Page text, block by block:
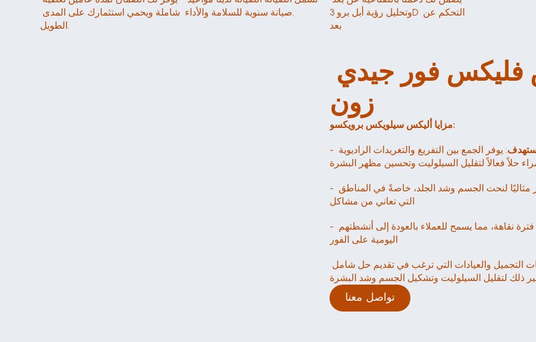
الطويل.
صيانة سنوية للسلامة والأداء.
وتحليل رؤية أبل برو 3D التحكم عن
زون
مزايا أليكس سيلويكس برويكسو:
-
حلاً فعالاً لتقليل السيلوليت وتحسين مظهر البشرة
-
التي تعاني من مشاكل
-
اليومية على الفور
ذلك لتقليل السيلوليت وتشكيل الجسم وشد البشرة
تواصل معنا